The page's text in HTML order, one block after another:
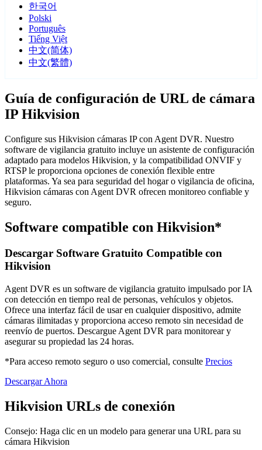
한국어
Polski
Português
Tiếng Việt
中文(简体)
中文(繁體)
Guía de configuración de URL de cámara
IP Hikvision
Configure sus Hikvision cámaras IP con Agent DVR. Nuestro
software de vigilancia gratuito incluye un asistente de configuración
adaptado para modelos Hikvision, y la compatibilidad ONVIF y
RTSP le proporciona opciones de conexión flexible entre
plataformas. Ya sea para seguridad del hogar o vigilancia de oficina,
Hikvision cámaras con Agent DVR ofrecen monitoreo confiable y
seguro.
Software compatible con Hikvision*
Descargar Software Gratuito Compatible con
Hikvision
Agent DVR es un software de vigilancia gratuito impulsado por IA
con detección en tiempo real de personas, vehículos y objetos.
Ofrece una interfaz fácil de usar en cualquier dispositivo, admite
cámaras ilimitadas y proporciona acceso remoto sin necesidad de
reenvío de puertos. Descargue Agent DVR para monitorear y
asegurar su propiedad las 24 horas.
*Para acceso remoto seguro o uso comercial, consulte Precios
Descargar Ahora
Hikvision URLs de conexión
Consejo: Haga clic en un modelo para generar una URL para su
cámara Hikvision